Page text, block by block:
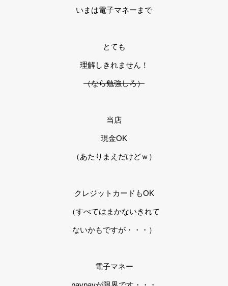
いまは電子マネーまで
とても
理解しきれません！
（なら勉強しろ）
当店
現金OK
（あたりまえだけどｗ）
クレジットカードもOK
（すべてはまかないきれて
ないかもですが・・・）
電子マネー